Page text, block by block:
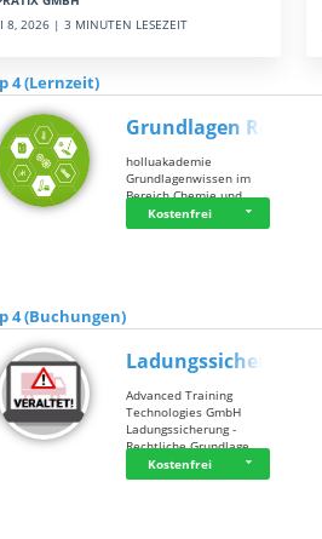
8, 2026 | 3 MINUTEN LESEZEIT
4 (Lernzeit)
Grundlagen Rein…
holluakademie
Grundlagenwissen im
Bereich Chemie und …
Kostenfrei
4 (Buchungen)
Ladungssicherung
Advanced Training
Technologies GmbH
Ladungssicherung -
Rechtliche Grundlage…
Kostenfrei